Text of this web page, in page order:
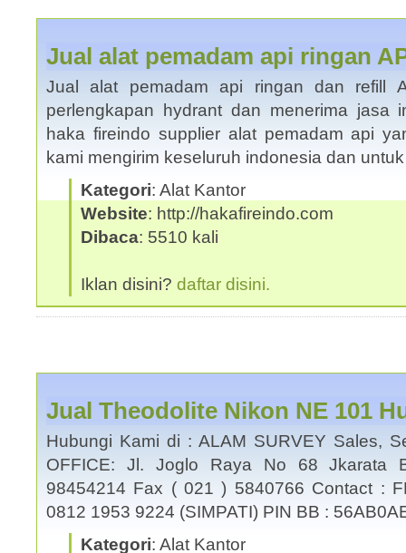
Jual alat pemadam api ringan
Jual alat pemadam api ringan dan refill
perlengkapan hydrant dan menerima jasa
haka fireindo supplier alat pemadam api
kami mengirim keseluruh indonesia dan
Kategori: Alat Kantor
Website: http://hakafireindo.com
Dibaca: 5510 kali
Iklan disini? daftar disini.
Jual Theodolite Nikon NE 101
Hubungi Kami di : ALAM SURVEY Sales,
OFFICE: Jl. Joglo Raya No 68 Jkarata
98454214 Fax ( 021 ) 5840766 Contact :
0812 1953 9224 (SIMPATI) PIN BB :
Kategori: Alat Kantor